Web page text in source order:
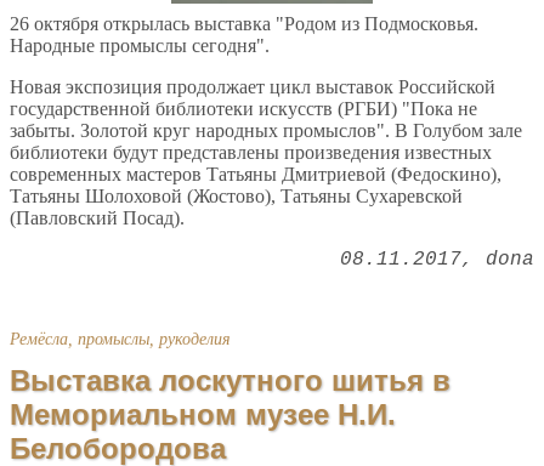
26 октября открылась выставка "Родом из Подмосковья.
Народные промыслы сегодня".
Новая экспозиция продолжает цикл выставок Российской
государственной библиотеки искусств (РГБИ) "Пока не
забыты. Золотой круг народных промыслов". В Голубом зале
библиотеки будут представлены произведения известных
современных мастеров Татьяны Дмитриевой (Федоскино),
Татьяны Шолоховой (Жостово), Татьяны Сухаревской
(Павловский Посад).
08.11.2017 dona
Ремёсла, промыслы, рукоделия
Выставка лоскутного шитья в
Мемориальном музее Н.И.
Белобородова